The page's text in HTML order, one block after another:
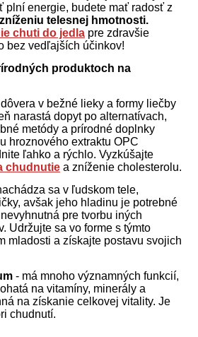
plní energie, budete mať radosť z
telesnej hmotnosti.
chuti do jedla pre zdravšie
bez vedľajších účinkov!
produktoch na
v bežné lieky a formy liečby
narastá dopyt po alternatívach,
metódy a prírodné doplnky
hroznového extraktu OPC
ľahko a rýchlo. Vyzkúšajte
chudnutie a zníženie cholesterolu.
sa v ľudskom tele,
avšak jeho hladinu je potrebné
pre tvorbu iných
Udržujte sa vo forme s týmto
mladosti a získajte postavu svojich
- má mnoho významných funkcií,
na vitamíny, minerály a
na získanie celkovej vitality. Je
chudnutí.